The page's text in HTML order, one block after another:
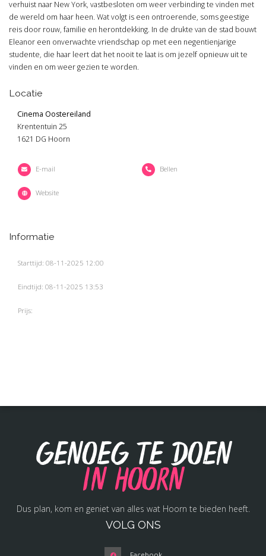
verhuist naar New York, vastbesloten om weer verbinding te vinden met
de wereld om haar heen. Wat volgt is een ontroerende, soms geestige
reis door rouw, familie en herontdekking. In de drukte van de stad bouwt
Eleanor een onverwachte vriendschap op met een negentienjarige
studente, die haar leert dat het nooit te laat is om jezelf opnieuw uit te
vinden en om weer gezien te worden.
Locatie
Cinema Oostereiland
Krententuin 25
1621 DG Hoorn
E-mail Bellen
Website
Informatie
Starttijd: 08-11-2025 12:00
Eindtijd: 08-11-2025 13:53
Prijs:
Genoeg te doen
in Hoorn
Dus plan, kom en geniet van alles wat Hoorn te bieden heeft.
VOLG ONS